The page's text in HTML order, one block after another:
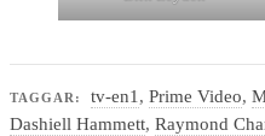
TAGGAR: tv-en1 ,Prime Video,
Dashiell Hammett, Raymond